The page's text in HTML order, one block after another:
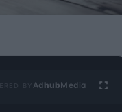
Ad hubMedia